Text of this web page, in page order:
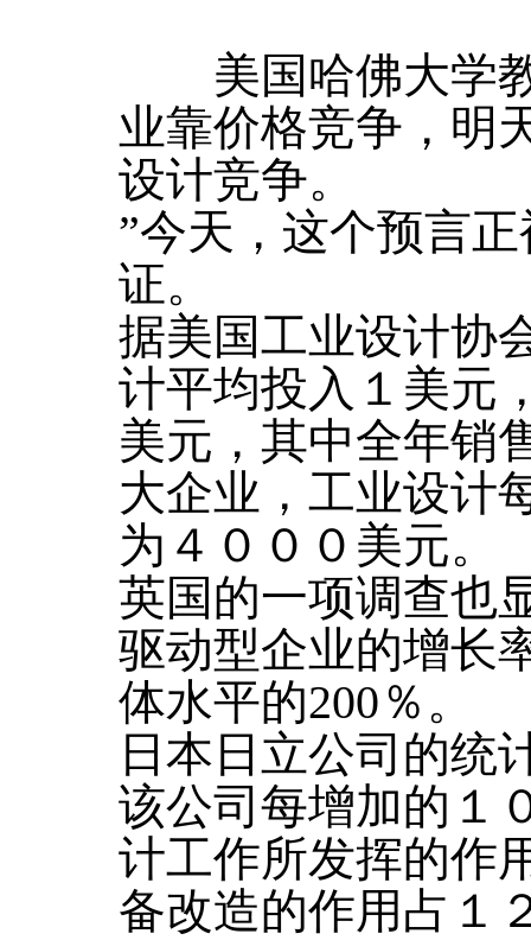
美国哈佛大学教
业靠价格竞争，明
设计竞争。
”今天，这个预言
证。
据美国工业设计协
计平均投入１美元
美元，其中全年销
大企业，工业设计
为４０００美元。
英国的一项调查也
驱动型企业的增长
体水平的200％。
日本日立公司的统
该公司每增加的１
计工作所发挥的作
备改造的作用占１